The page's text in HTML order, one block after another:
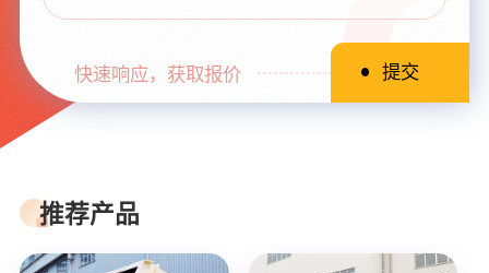
快速响应，获取报价
推荐产品